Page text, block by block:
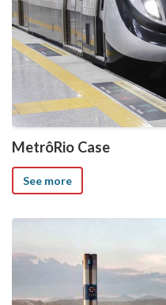
MetrôRio Case
See more